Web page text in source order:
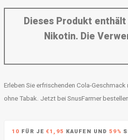
Dieses Produkt
Nikotin. Die
Erleben Sie erfrischenden Cola-
ohne Tabak. Jetzt bei SnusFarmer
10 FÜR JE€1,95 KAUFEN UND59%